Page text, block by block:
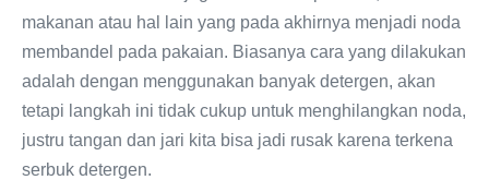
makanan atau hal lain yang pada akhirnya menjadi noda
membandel pada pakaian. Biasanya cara yang dilakukan
adalah dengan menggunakan banyak detergen, akan
tetapi langkah ini tidak cukup untuk menghilangkan noda,
justru tangan dan jari kita bisa jadi rusak karena terkena
serbuk detergen.